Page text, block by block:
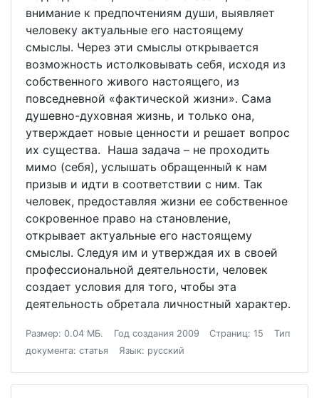
внимание к предпочтениям души, выявляет
человеку актуальные его настоящему
смыслы. Через эти смыслы открывается
возможность истолковывать себя, исходя из
собственного живого настоящего, из
повседневной «фактической жизни». Сама
душевно-духовная жизнь, и только она,
утверждает новые ценности и решает вопрос
их существа. Наша задача – не проходить
мимо (себя), услышать обращенный к нам
призыв и идти в соответствии с ним. Так
человек, предоставляя жизни ее собственное
сокровенное право на становление,
открывает актуальные его настоящему
смыслы. Следуя им и утверждая их в своей
профессиональной деятельности, человек
создает условия для того, чтобы эта
деятельность обретала личностный характер.
Размер: 0.04 МБ. Год создания 2009 Страниц: 15
Тип
документа: статья
Язык: русский